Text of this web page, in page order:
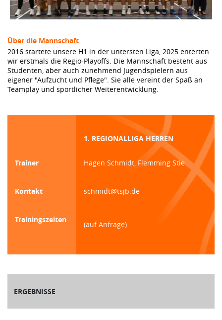
Über die Mannschaft
2016 startete unsere H1 in der untersten Liga, 2025 enterten
wir erstmals die Regio-Playoffs. Die Mannschaft besteht aus
Studenten, aber auch zunehmend Jugendspielern aus
eigener "Aufzucht und Pflege". Sie alle vereint der Spaß an
Teamplay und sportlicher Weiterentwicklung.
1. REGIONALLIGA HERREN
Trainer Hagen Schmidt, Flemming Stie
Kontakt schmidt@tsjb.de
Trainingszeiten
(auf Anfrage)
ERGEBNISSE